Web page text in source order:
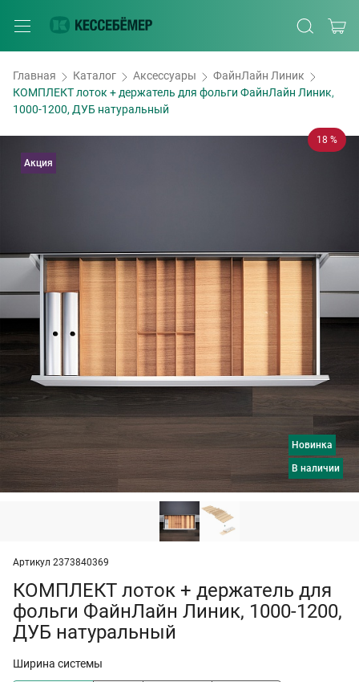
Главная Каталог Аксессуары
ФайнЛайн Линик
КОМПЛЕКТ лоток + держатель для фольги ФайнЛайн Линик,
1000-1200, ДУБ натуральный
18 %
Новинка
в наличии
Акция
Артикул 2373840369
КОМПЛЕКТ лоток + держатель для
фольги ФайнЛайн Линик, 1000-1200,
ДУБ натуральный
Ширина системы